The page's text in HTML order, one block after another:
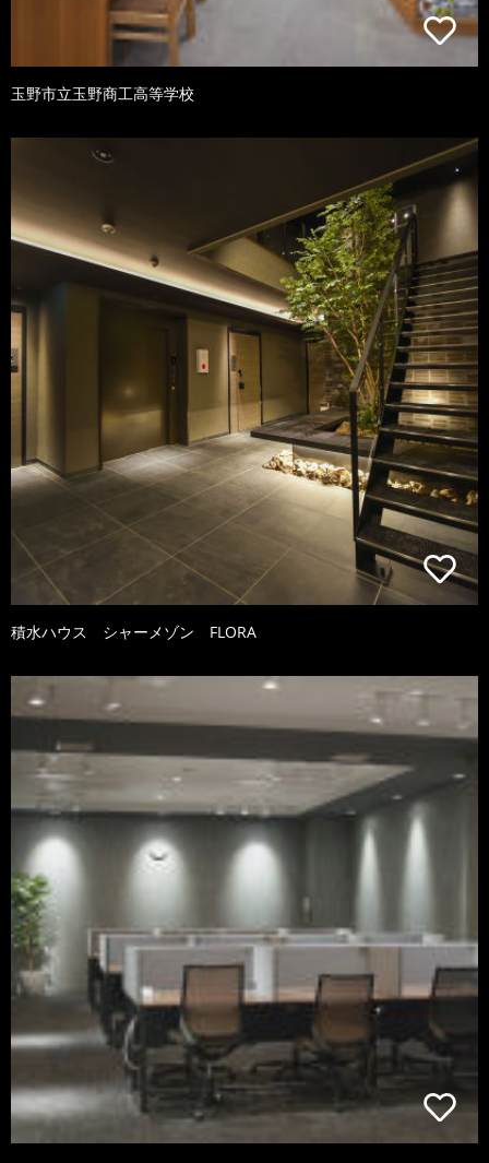
玉野市立玉野商工高等学校
積水ハウス シャーメゾン FLORA